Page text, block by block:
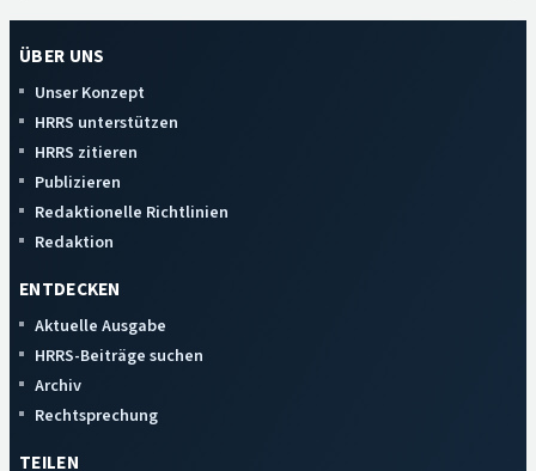
ÜBER UNS
Unser Konzept
HRRS unterstützen
HRRS zitieren
Publizieren
Redaktionelle Richtlinien
Redaktion
ENTDECKEN
Aktuelle Ausgabe
HRRS-Beiträge suchen
Archiv
Rechtsprechung
TEILEN